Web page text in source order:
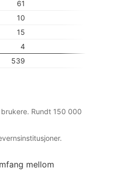
61
10
15
4
539
Rundt 150 000
mellom